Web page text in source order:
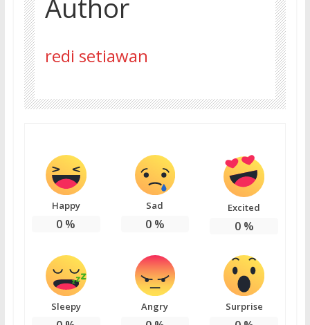
Author
redi setiawan
Happy
0 %
Sad
0%
Excited
0%
Sleepy Angry Surprise